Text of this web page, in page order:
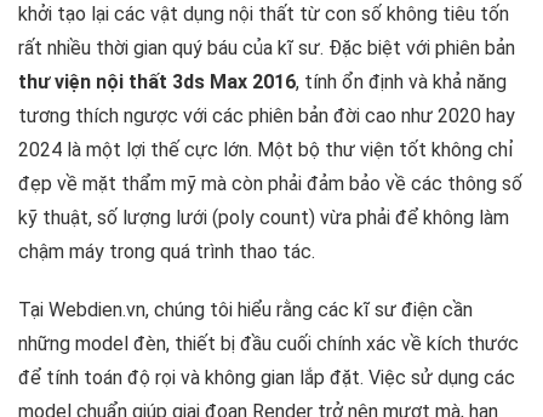
khởi tạo lại các vật dụng nội thất từ con số không tiêu tốn
rất nhiều thời gian quý báu của kĩ sư. Đặc biệt với phiên bản
thư viện nội thất 3ds Max 2016, tính ổn định và khả năng
tương thích ngược với các phiên bản đời cao như 2020 hay
2024 là một lợi thế cực lớn. Một bộ thư viện tốt không chỉ
đẹp về mặt thẩm mỹ mà còn phải đảm bảo về các thông số
kỹ thuật, số lượng lưới (poly count) vừa phải để không làm
chậm máy trong quá trình thao tác.
Tại Webdien.vn, chúng tôi hiểu rằng các kĩ sư điện cần
những model đèn, thiết bị đầu cuối chính xác về kích thước
để tính toán độ rọi và không gian lắp đặt. Việc sử dụng các
model chuẩn giúp giai đoạn Render trở nên mượt mà, hạn